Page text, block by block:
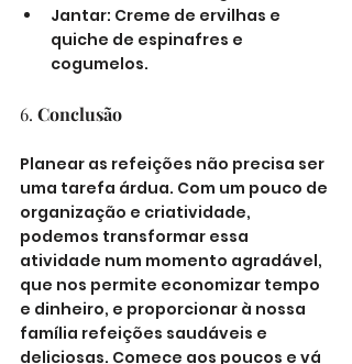
Jantar: Creme de ervilhas e
quiche de espinafres e
cogumelos.
6. Conclusão
Planear as refeições não precisa ser
uma tarefa árdua. Com um pouco de
organização e criatividade,
podemos transformar essa
atividade num momento agradável,
que nos permite economizar tempo
e dinheiro, e proporcionar à nossa
família refeições saudáveis e
deliciosas. Comece aos poucos e vá